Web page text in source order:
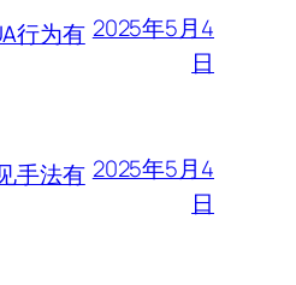
行为有 2025年5月4
日
手法有 2025年5月4
日